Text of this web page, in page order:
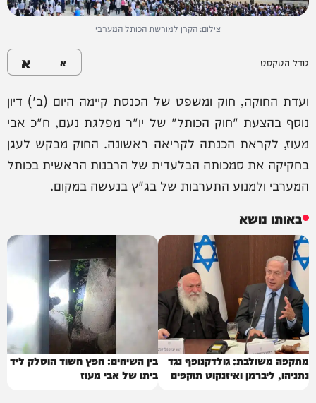
צילום: הקרן למורשת הכותל המערבי
גודל הטקסט א א
ועדת החוקה, חוק ומשפט של הכנסת קיימה היום (ב') דיון
נוסף בהצעת "חוק הכותל" של יו"ר מפלגת נעם, ח"כ אבי
מעוז, לקראת הכנתה לקריאה ראשונה. החוק מבקש לעגן
בחקיקה את סמכותה הבלעדית של הרבנות הראשית בכותל
המערבי ולמנוע התערבות של בג"ץ בנעשה במקום.
באותו נושא
מתקפה משולבת: גולדקנופף נגד
נתניהו, ליברמן ואיזנקוט תוקפים
בין השיחים: חפץ חשוד הוסלק ליד
ביתו של אבי מעוז